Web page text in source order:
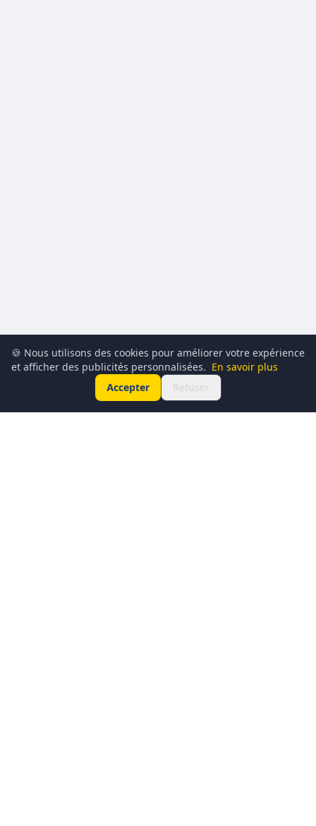
🍪 Nous utilisons des cookies pour améliorer votre expérience
et afficher des publicités personnalisées. En savoir plus
Accepter
Refuser